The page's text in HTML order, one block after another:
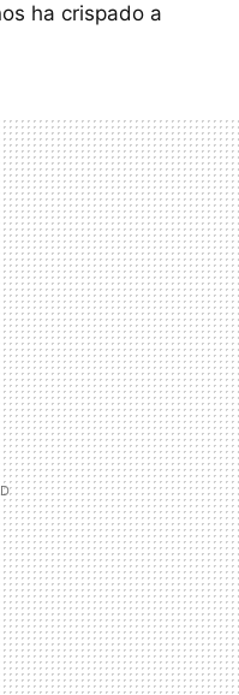
ha crispado a